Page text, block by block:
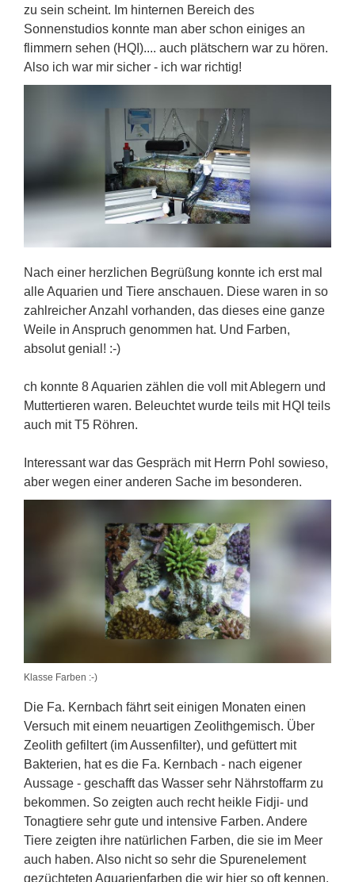
zu sein scheint. Im hinternen Bereich des
Sonnenstudios konnte man aber schon einiges an
flimmern sehen (HQI).... auch plätschern war zu hören.
Also ich war mir sicher - ich war richtig!
Nach einer herzlichen Begrüßung konnte ich erst mal
alle Aquarien und Tiere anschauen. Diese waren in so
zahlreicher Anzahl vorhanden, das dieses eine ganze
Weile in Anspruch genommen hat. Und Farben,
absolut genial! :-)
ch konnte 8 Aquarien zählen die voll mit Ablegern und
Muttertieren waren. Beleuchtet wurde teils mit HQI teils
auch mit T5 Röhren.
Interessant war das Gespräch mit Herrn Pohl sowieso,
aber wegen einer anderen Sache im besonderen.
Klasse Farben :-)
Die Fa. Kernbach fährt seit einigen Monaten einen
Versuch mit einem neuartigen Zeolithgemisch. Über
Zeolith gefiltert (im Aussenfilter), und gefüttert mit
Bakterien, hat es die Fa. Kernbach - nach eigener
Aussage - geschafft das Wasser sehr Nährstoffarm zu
bekommen. So zeigten auch recht heikle Fidji- und
Tonagtiere sehr gute und intensive Farben. Andere
Tiere zeigten ihre natürlichen Farben, die sie im Meer
auch haben. Also nicht so sehr die Spurenelement
gezüchteten Aquarienfarben die wir hier so oft kennen.